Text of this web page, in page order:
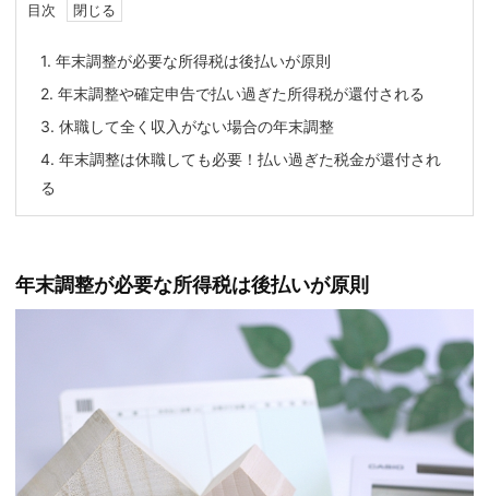
目次
1. 年末調整が必要な所得税は後払いが原則
2. 年末調整や確定申告で払い過ぎた所得税が還付される
3. 休職して全く収入がない場合の年末調整
4. 年末調整は休職しても必要！払い過ぎた税金が還付され
る
年末調整が必要な所得税は後払いが原則